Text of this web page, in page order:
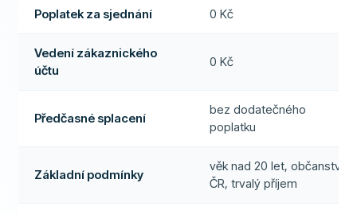
Poplatek za sjednání 0 Kč
Vedení zákaznického
účtu
0 Kč
Předčasné splacení
bez dodatečného
poplatku
Základní podmínky
věk nad 20 let, občanství
ČR, trvalý příjem